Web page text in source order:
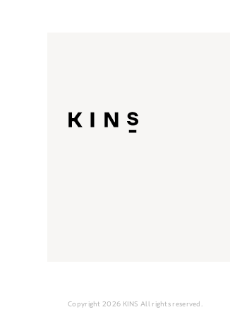
Copyright 2026 KINS All rights reserved.